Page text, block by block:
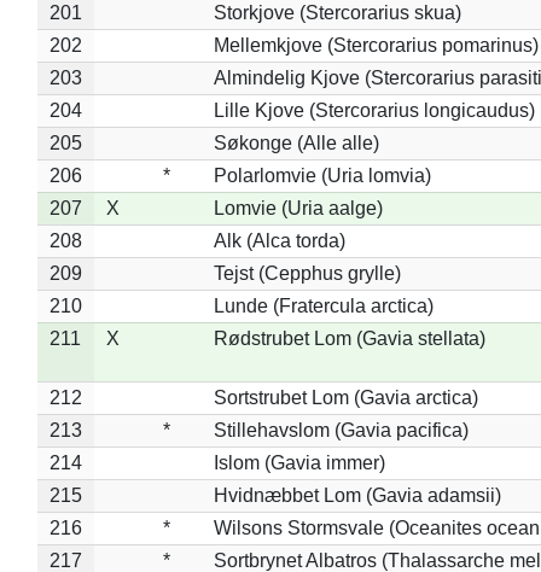
201
Storkjove (Stercorarius skua)
202
Mellemkjove (Stercorarius pomarinus)
203
Almindelig Kjove (Stercorarius
204
Lille Kjove (Stercorarius longicaudus)
205
Søkonge (Alle alle)
206
*
Polarlomvie (Uria lomvia)
207
X
Lomvie (Uria aalge)
208
Alk (Alca torda)
209
Tejst (Cepphus grylle)
210
Lunde (Fratercula arctica)
211
X Rødstrubet Lom (Gavia stellata)
212
Sortstrubet Lom (Gavia arctica)
213
*
Stillehavslom (Gavia pacifica)
214
Islom (Gavia immer)
215
Hvidnæbbet Lom (Gavia adamsii)
216
*
Wilsons Stormsvale (Oceanites
217
*
Sortbrynet Albatros (Thalassarche